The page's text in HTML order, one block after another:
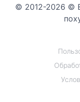
© 2012-2026 ©